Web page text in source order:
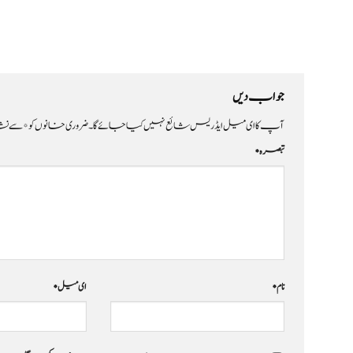
جواب دیں
آپ کا ای میل ایڈریس شائع نہیں کیا جائے گا۔ضروری خانوں کو*سے
تبصرہ*
نام* ای میل*